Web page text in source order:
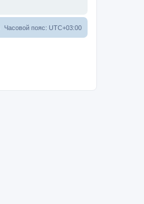
Часовой пояс: UTC+03:00